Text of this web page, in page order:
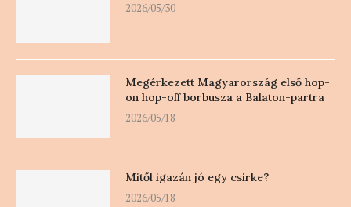
2026/05/30
Megérkezett Magyarország első hop-
on hop-off borbusza a Balaton-partra
2026/05/18
Mitől igazán jó egy csirke?
2026/05/18